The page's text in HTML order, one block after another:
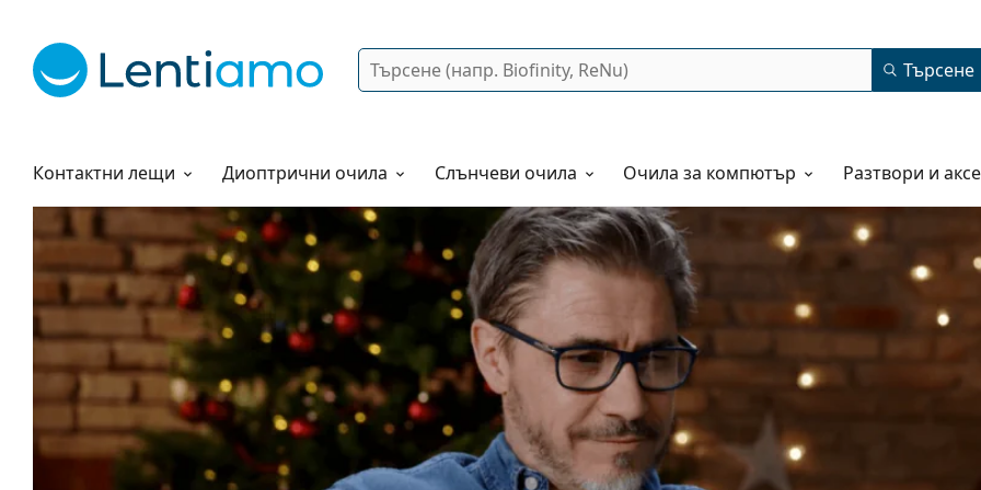
Търсене Търсене
Контактни лещи
Разтвори Диоптрични очила Слънчеви очила Очила за компютър Разтвори и
Как да поръчам?